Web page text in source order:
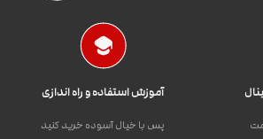
آموزش استفاده و راه اندازی
پس با خیال آسوده خرید کنید